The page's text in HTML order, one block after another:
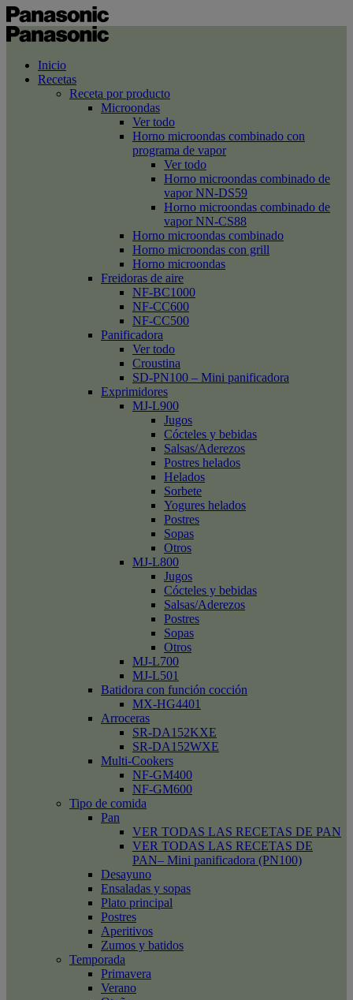
Inicio
Recetas
Receta por producto
Microondas
Ver todo
Horno microondas combinado con
programa de vapor
Ver todo
Horno microondas combinado de
vapor NN-DS59
Horno microondas combinado de
vapor NN-CS88
Horno microondas combinado
Horno microondas con grill
Horno microondas
Freidoras de aire
NF-BC1000
NF-CC600
NF-CC500
Panificadora
Ver todo
Croustina
SD-PN100 – Mini panificadora
Exprimidores
MJ-L900
Jugos
Cócteles y bebidas
Salsas/Aderezos
Postres helados
Helados
Sorbete
Yogures helados
Postres
Sopas
Otros
MJ-L800
Jugos
Cócteles y bebidas
Salsas/Aderezos
Postres
Sopas
Otros
MJ-L700
MJ-L501
Batidora con función cocción
MX-HG4401
Arroceras
SR-DA152KXE
SR-DA152WXE
Multi-Cookers
NF-GM400
NF-GM600
Tipo de comida
Pan
VER TODAS LAS RECETAS DE PAN
VER TODAS LAS RECETAS DE
PAN– Mini panificadora (PN100)
Desayuno
Ensaladas y sopas
Plato principal
Postres
Aperitivos
Zumos y batidos
Temporada
Primavera
Verano